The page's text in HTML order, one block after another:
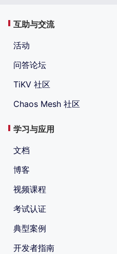
互助与交流
活动
问答论坛
TiKV 社区
Chaos Mesh 社区
学习与应用
文档
博客
视频课程
考试认证
典型案例
开发者指南